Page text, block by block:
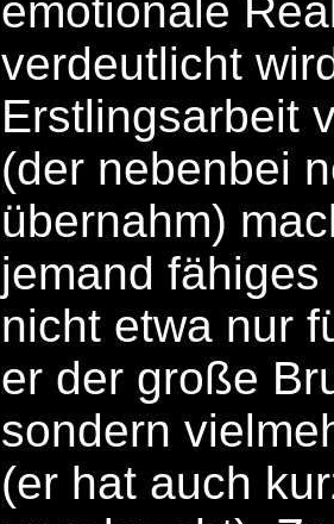
emotionale
verdeutlicht
Erstlingsarbeit
(der nebenbei
übernahm)
jemand
nicht etwa nur
er der große
sondern
(er hat auch